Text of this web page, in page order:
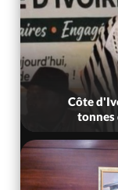
Côte
tonnes